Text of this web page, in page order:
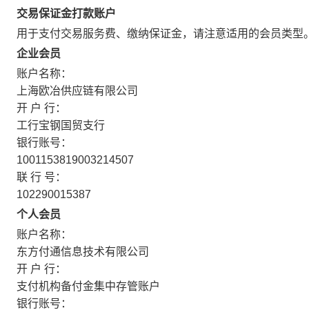
交易保证金打款账户
用于支付交易服务费、缴纳保证金，请注意适用的会员类型
企业会员
账户名称：
上海欧冶供应链有限公司
开 户 行：
工行宝钢国贸支行
银行账号：
1001153819003214507
联 行 号：
102290015387
个人会员
账户名称：
东方付通信息技术有限公司
开 户 行：
支付机构备付金集中存管账户
银行账号：